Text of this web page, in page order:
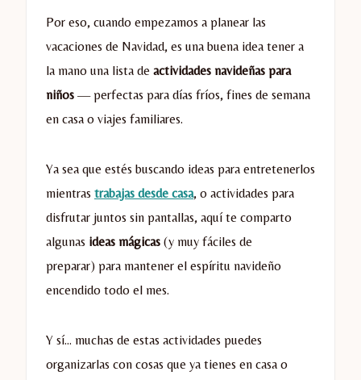
Por eso, cuando empezamos a planear las
vacaciones de Navidad, es una buena idea tener a
la mano una lista de actividades navideñas para
niños — perfectas para días fríos, fines de semana
en casa o viajes familiares.
Ya sea que estés buscando ideas para entretenerlos
mientras trabajas desde casa, o actividades para
disfrutar juntos sin pantallas, aquí te comparto
algunas ideas mágicas (y muy fáciles de
preparar) para mantener el espíritu navideño
encendido todo el mes.
Y sí… muchas de estas actividades puedes
organizarlas con cosas que ya tienes en casa o